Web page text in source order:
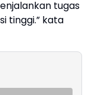
tugas
tinggi.” kata